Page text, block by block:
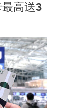
高送3